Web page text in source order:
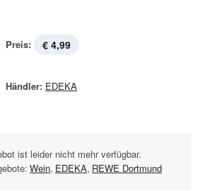
Preis: € 4,99
Händler: EDEKA
ist leider nicht mehr verfügbar.
Wein, EDEKA, REWE Dortmund